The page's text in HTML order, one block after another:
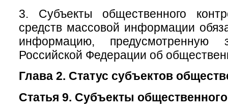
3. Субъекты общественного
средств массовой информации
информацию, предусмотренную
Российской Федерации об
Глава 2. Статус субъектов
Статья 9. Субъекты